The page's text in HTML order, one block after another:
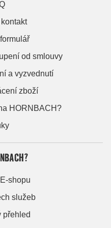
od smlouvy
a vyzvednutí
zboží
HORNBACH?
shopu
služeb
přehled